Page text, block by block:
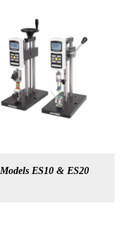
Models ES10 & ES20